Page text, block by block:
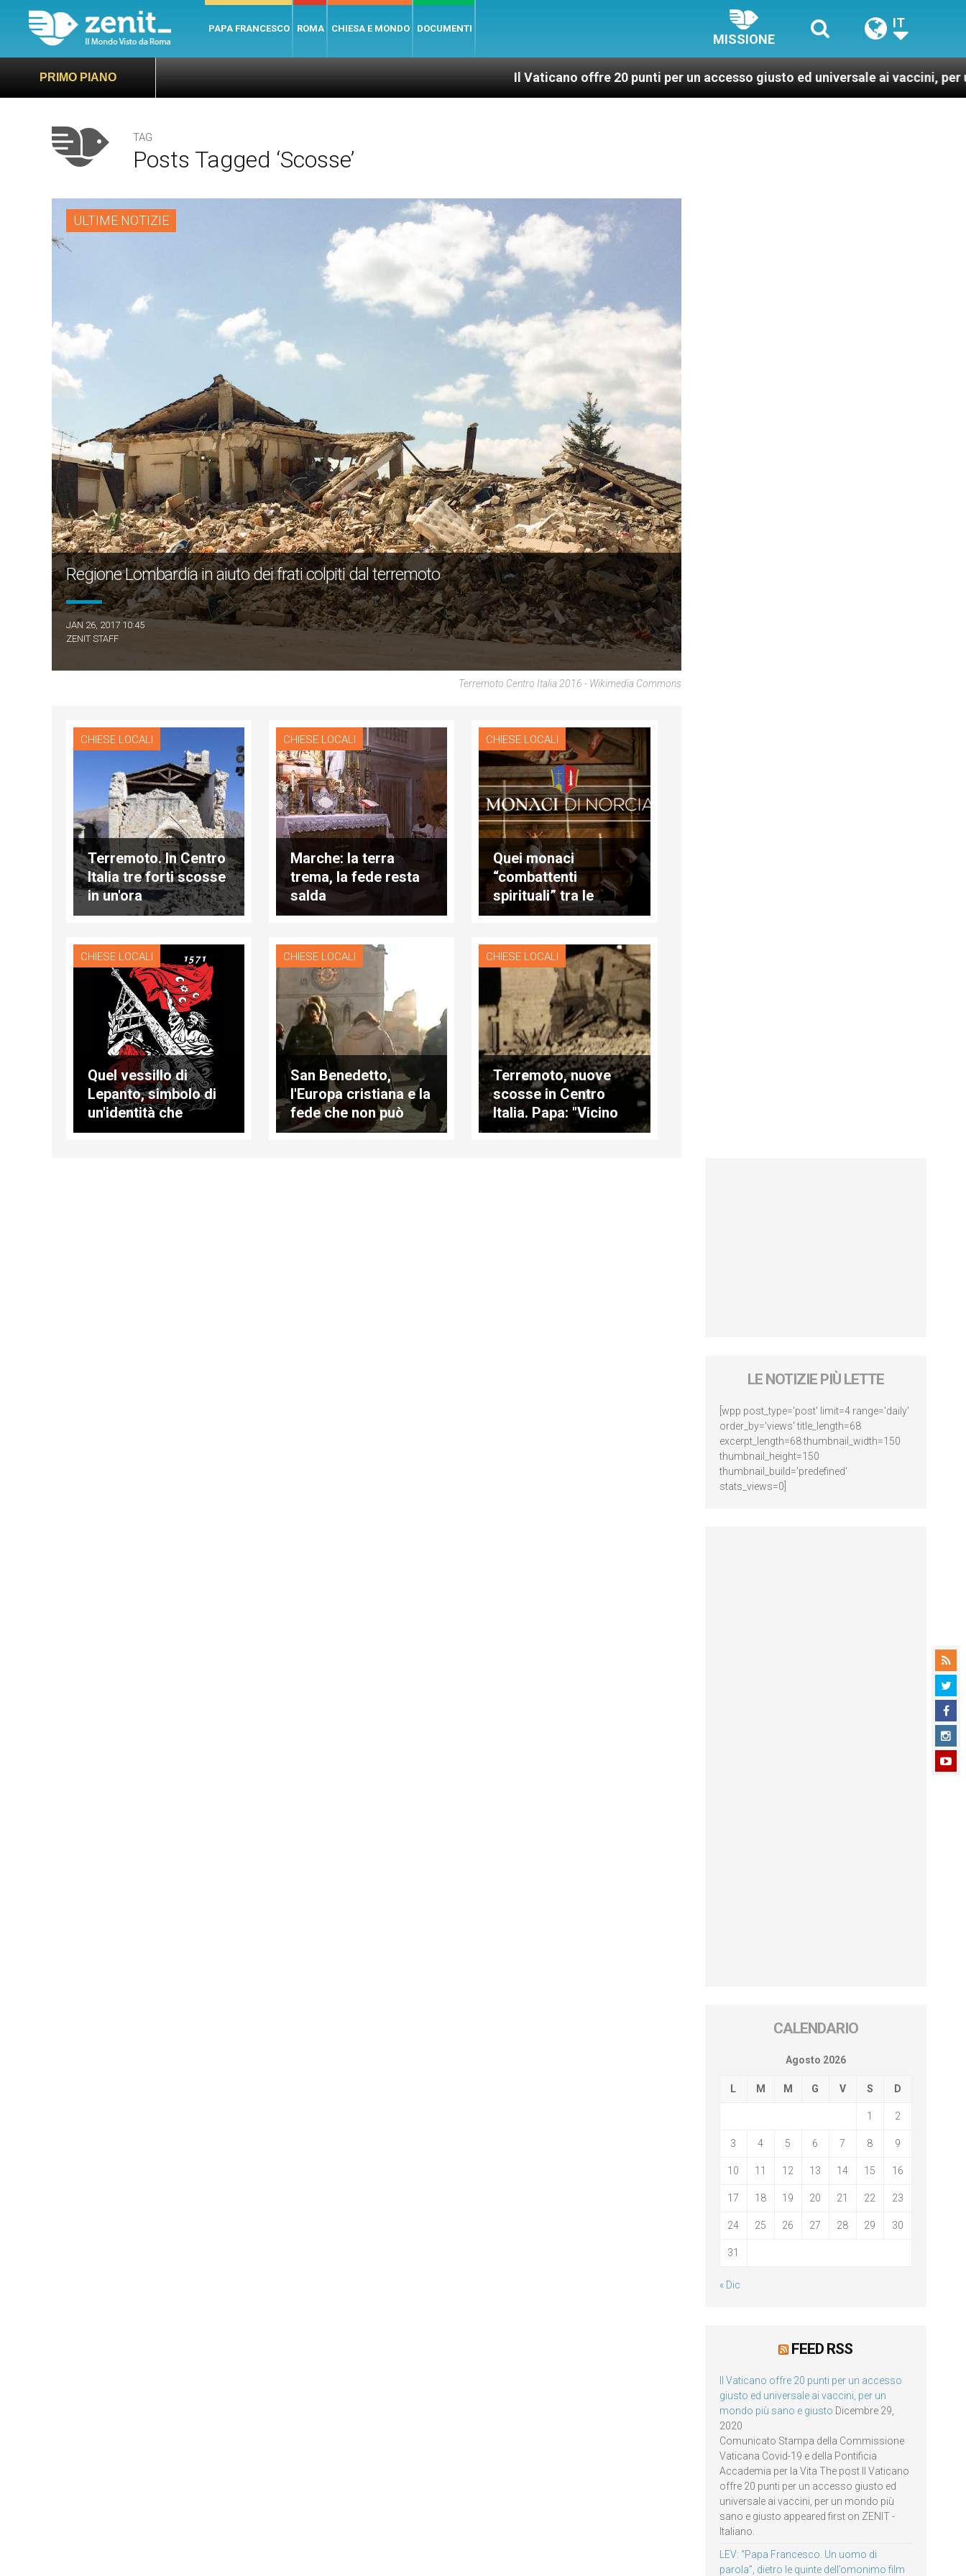
PAPA FRANCESCO ROMA CHIESA E MONDO DOCUMENTI
MISSIONE
IT
PRIMO PIANO Il Vaticano offre 20 punti per un accesso giusto ed universale ai vaccini, per un mondo più
TAG
Posts Tagged ‘scosse’
ULTIME NOTIZIE
Regione Lombardia in aiuto dei frati colpiti dal terremoto
JAN 26, 2017 10:45
ZENIT STAFF
Terremoto Centro Italia 2016 - Wikimedia Commons
CHIESE LOCALI
Terremoto. In Centro
Italia tre forti scosse
in un'ora
CHIESE LOCALI
Marche: la terra
trema, la fede resta
salda
CHIESE LOCALI
Quei monaci
“combattenti
spirituali” tra le
scosse di terremoto
CHIESE LOCALI
Quel vessillo di
Lepanto, simbolo di
un'identità che
resiste al terremoto
CHIESE LOCALI
San Benedetto,
l'Europa cristiana e la
fede che non può
crollare
CHIESE LOCALI
Terremoto, nuove
scosse in Centro
Italia. Papa: "Vicino
alle persone colpite"
LE NOTIZIE PIÙ LETTE
[wpp post_type='post' limit=4 range='daily'
order_by='views' title_length=68
excerpt_length=68 thumbnail_width=150
thumbnail_height=150
thumbnail_build='predefined'
stats_views=0]
CALENDARIO
Agosto 2026
L M M G V S D
1 2
3 4 5 6 7 8 9
10 11 12 13 14 15 16
17 18 19 20 21 22 23
24 25 26 27 28 29 30
31
« Dic
FEED RSS
Il Vaticano offre 20 punti per un accesso
giusto ed universale ai vaccini, per un
mondo più sano e giusto Dicembre 29,
2020
Comunicato Stampa della Commissione
Vaticana Covid-19 e della Pontificia
Accademia per la Vita The post Il Vaticano
offre 20 punti per un accesso giusto ed
universale ai vaccini, per un mondo più
sano e giusto appeared first on ZENIT -
Italiano.
LEV: “Papa Francesco. Un uomo di
parola”, dietro le quinte dell’omonimo film